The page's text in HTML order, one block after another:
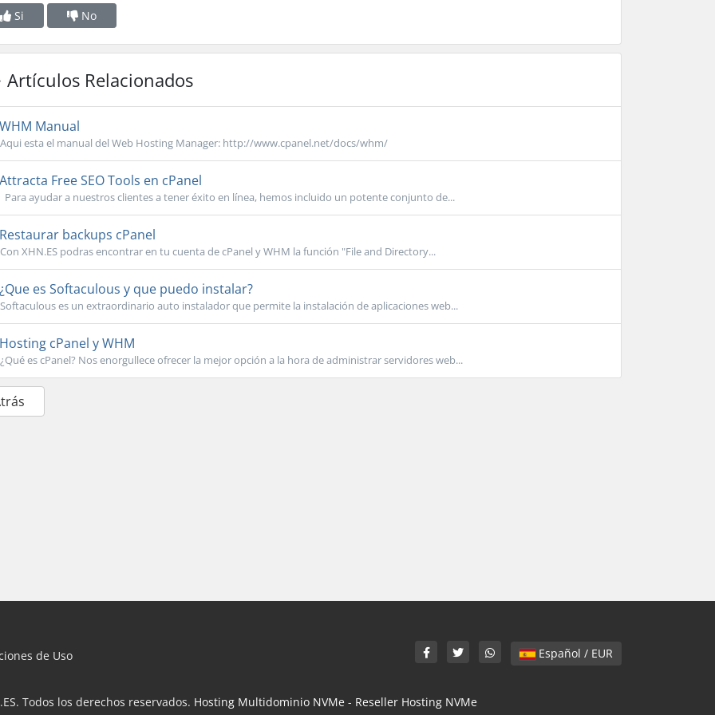
Si No
Artículos Relacionados
Manual
Aqui esta el manual del Web Hosting Manager: http://www.cpanel.net/docs/whm/
Free SEO Tools en cPanel
Para ayudar a nuestros clientes a tener éxito en línea, hemos incluido un potente conjunto de...
backups cPanel
Con XHN.ES podras encontrar en tu cuenta de cPanel y WHM la función "File and Directory...
es Softaculous y que puedo instalar?
Softaculous es un extraordinario auto instalador que permite la instalación de aplicaciones web...
cPanel y WHM
¿Qué es cPanel? Nos enorgullece ofrecer la mejor opción a la hora de administrar servidores web...
Español / EUR
de Uso
Todos los derechos reservados. Hosting Multidominio NVMe - Reseller Hosting NVMe